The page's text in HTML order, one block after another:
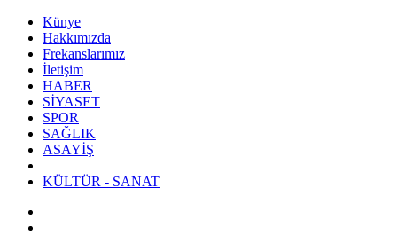
Künye
Hakkımızda
Frekanslarımız
İletişim
HABER
SİYASET
SPOR
SAĞLIK
ASAYİŞ
KÜLTÜR - SANAT